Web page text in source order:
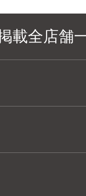
載全店舗